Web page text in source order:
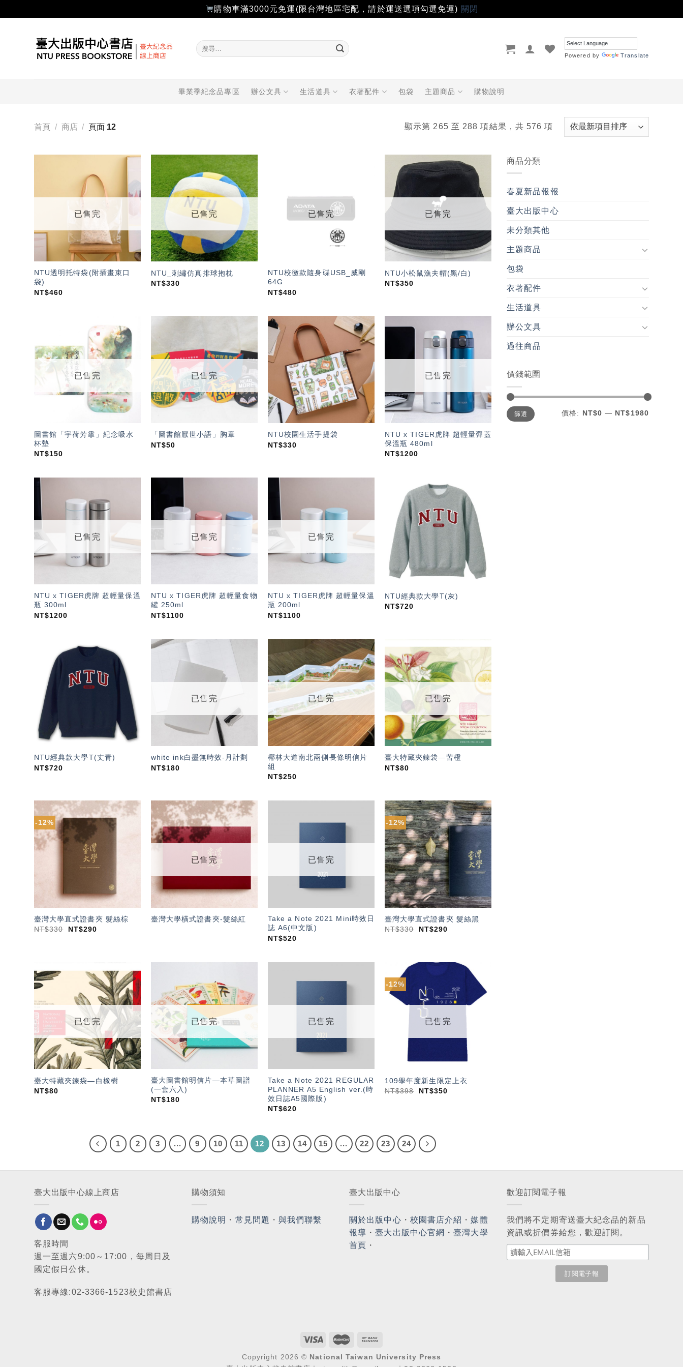
購物車滿3000元免運(限台灣地區宅配，請於運送選項勾選免運) 關閉
搜
尋
Powered by Translate
畢業季紀念品專區 辦公文具 生活道具 衣著配件 包袋 主題商品 購物說明
首頁 / 商店 / 頁面 12 顯示第 265 至 288 項結果，共 576 項
望輕
已售完
NTU透明托特袋(附插畫束口
袋)
NT$460
加入
「願
望輕
單」
已售完
NTU_刺繡仿真排球抱枕
NT$330
已售完
NTU校徽款隨身碟USB_威剛
64G
NT$480
「願
望輕
已售完
NTU小松鼠漁夫帽(黑/白)
NT$350
加入
「願
望輕
已售完
圖書館「宇荷芳霏」紀念吸水
杯墊
NT$150
加入
「願
望輕
單」
已售完
「圖書館厭世小語」胸章
NT$50
加入
「願
望輕
NTU校園生活手提袋
NT$330
「願
望輕
已售完
NTU x TIGER虎牌 超輕量彈蓋
保溫瓶 480ml
NT$1200
望輕
已售完
NTU x TIGER虎牌 超輕量保溫
瓶 300ml
NT$1200
「願
望輕
已售完
NTU x TIGER虎牌 超輕量食物
罐 250ml
NT$1100
望輕
已售完
NTU x TIGER虎牌 超輕量保溫
瓶 200ml
NT$1100
加入
「願
望輕
單」
NTU經典款大學T(灰)
NT$720
加入
「願
望輕
單」
NTU經典款大學T(丈青)
NT$720
望輕
已售完
white ink白墨無時效-月計劃
NT$180
加入
「願
望輕
單」
已售完
椰林大道南北兩側長條明信片
組
NT$250
「願
望輕
單」
已售完
臺大特藏夾鍊袋—苦橙
NT$80
-12%
臺灣大學直式證書夾 髮絲棕
NT$330 NT$290
加入
望輕
已售完
臺灣大學橫式證書夾-髮絲紅
望輕
已售完
Take a Note 2021 Mini時效日
誌 A6(中文版)
NT$520
-12%
「願
望輕
單」
臺灣大學直式證書夾 髮絲黑
NT$330 NT$290
加入
「願
望輕
單」
已售完
臺大特藏夾鍊袋—白橡樹
NT$80
加入
「願
望輕
單」
已售完
臺大圖書館明信片—本草圖譜
(一套六入)
NT$180
望輕
已售完
Take a Note 2021 REGULAR
PLANNER A5 English ver.(時
效日誌A5國際版)
NT$620
-12%
加入
「願
望輕
已售完
109學年度新生限定上衣
NT$398 NT$350
1 2 3 ... 9 10 11 12 13 14 15 ... 22 23 24
商品分類
春夏新品報報
臺大出版中心
未分類其他
主題商品
包袋
衣著配件
生活道具
辦公文具
過往商品
價錢範圍
最
低
價
最
高
價
篩選 價格: NT$0 — NT$1980
臺大出版中心線上商店
客服時間
週一至週六9:00～17:00，每周日及
國定假日公休。
客服專線:02-3366-1523校史館書店
購物須知
購物說明 ・ 常見問題 ・與我們聯繫
臺大出版中心
關於出版中心 ・ 校園書店介紹 ・媒體
報導 ・臺大出版中心官網 ・臺灣大學
首頁 ・
歡迎訂閱電子報
我們將不定期寄送臺大紀念品的新品
資訊或折價券給您，歡迎訂閱。
Copyright 2026 © National Taiwan University Press